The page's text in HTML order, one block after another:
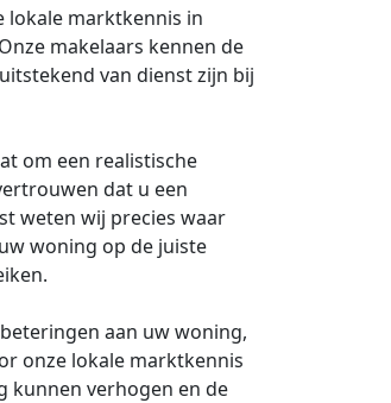
lokale marktkennis in
makelaars kennen de
van dienst zijn bij
om een realistische
dat u een
weten wij precies waar
woning op de juiste
aan uw woning,
onze lokale marktkennis
kunnen verhogen en de